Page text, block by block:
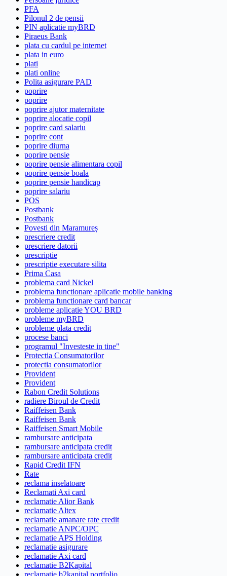
PFA
Pilonul 2 de pensii
PIN aplicatie myBRD
Piraeus Bank
plata cu cardul pe internet
plata in euro
plati
plati online
Polita asigurare PAD
poprire
poprire
poprire ajutor maternitate
poprire alocatie copil
poprire card salariu
poprire cont
poprire diurna
poprire pensie
poprire pensie alimentara copil
poprire pensie boala
poprire pensie handicap
poprire salariu
POS
Postbank
Postbank
Povesti din Maramureș
prescriere credit
prescriere datorii
prescriptie
prescriptie executare silita
Prima Casa
problema card Nickel
problema functionare aplicatie mobile banking
problema functionare card bancar
probleme aplicatie YOU BRD
probleme myBRD
probleme plata credit
procese banci
programul "Investeste in tine"
Protectia Consumatorilor
protectia consumatorilor
Provident
Provident
Rabon Credit Solutions
radiere Biroul de Credit
Raiffeisen Bank
Raiffeisen Bank
Raiffeisen Smart Mobile
rambursare anticipata
rambursare anticipata credit
rambursare anticipata credit
Rapid Credit IFN
Rate
reclama inselatoare
Reclamati Axi card
reclamatie Alior Bank
reclamatie Altex
reclamatie amanare rate credit
reclamatie ANPC/OPC
reclamatie APS Holding
reclamatie asigurare
reclamatie Axi card
reclamatie B2Kapital